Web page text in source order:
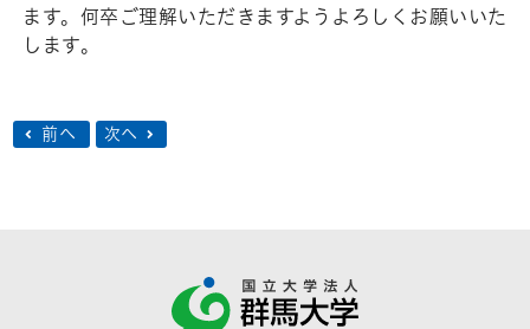
ます。何卒ご理解いただきますようよろしくお願いいた
します。
前へ 次へ